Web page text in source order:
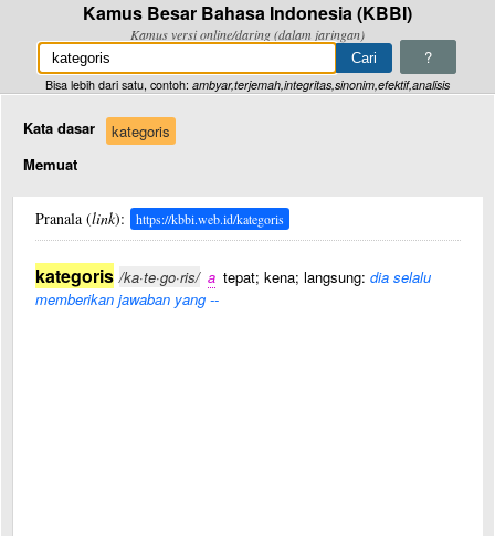
Kamus Besar Bahasa Indonesia (KBBI)
Kamus versi online/daring (dalam jaringan)
?
Bisa lebih dari satu, contoh: ambyar,terjemah,integritas,sinonim,efektif,analisis
Kata dasar
kategoris
Memuat
Pranala (link): https://kbbi.web.id/kategoris
kategoris /ka·te·go·ris/ a tepat; kena; langsung: dia selalu
memberikan jawaban yang --